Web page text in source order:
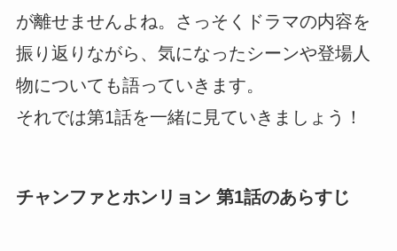
が離せませんよね。さっそくドラマの内容を
振り返りながら、気になったシーンや登場人
物についても語っていきます。
それでは第1話を一緒に見ていきましょう！
チャンファとホンリョン 第1話のあらすじ